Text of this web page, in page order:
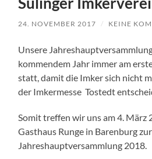
24. NOVEMBER 2017 / KEINE
Unsere
kommendem Jahr immer am
statt, damit die Imker sich nicht
der Imkermesse Tostedt
Somit treffen wir uns am 4. März
Gasthaus Runge in Barenburg zur
Jahreshauptversammlung 2018.